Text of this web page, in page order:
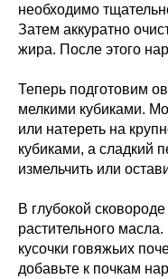
необходимо
Затем аккуратно
жира. После этого
Теперь подготовим
мелкими кубиками.
или натереть на
кубиками, а сладкий
измельчить или
В глубокой
растительного
кусочки говяжьих
добавьте к почкам